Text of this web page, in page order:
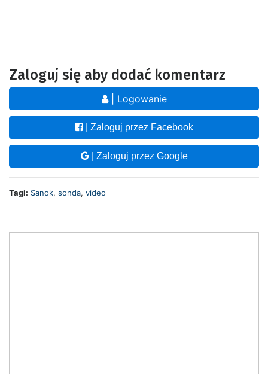
Zaloguj się aby dodać komentarz
| Logowanie
| Zaloguj przez Facebook
| Zaloguj przez Google
Tagi: Sanok, sonda, video